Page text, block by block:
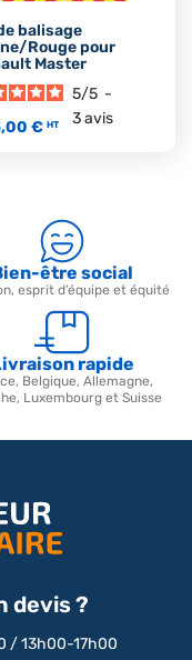
balisage
Rouge pour
Master
5/5 -
3avis
€ HT
être social
esprit d’équipe et équité
rapide
Belgique, Allemagne,
Luxembourg et Suisse
devis ?
/ 13h00-17h00